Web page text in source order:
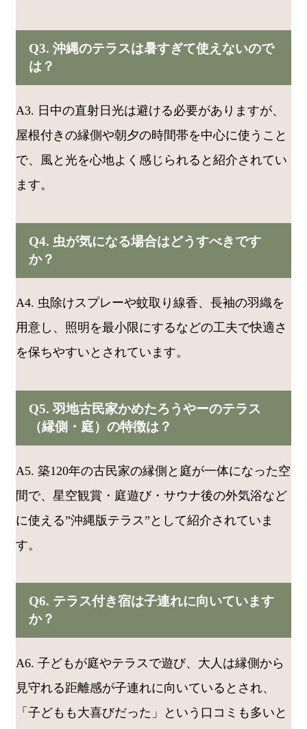
Q3. 沖縄のテラスは暑すぎて使えないので
は？
A3. 日中の直射日光は避ける必要がありますが、
屋根付きの縁側や朝夕の時間帯を中心に使うこと
で、風と光を心地よく感じられると紹介されてい
ます。
Q4. 虫が気になる場合はどうすべきです
か？
A4. 虫除けスプレーや蚊取り線香、長袖の羽織を
用意し、照明を最小限にするなどの工夫で快適さ
を保ちやすいとされています。
Q5. 羽地古民家かめたろうやーのテラス
（縁側・庭）の特徴は？
A5. 築120年の古民家の縁側と庭が一体になった空
間で、星空観賞・庭遊び・サウナ後の外気浴など
に使える”沖縄版テラス”として紹介されていま
す。
Q6. テラス付き宿は子連れに向いています
か？
A6. 子どもが庭やテラスで遊び、大人は縁側から
見守れる距離感が子連れに向いているとされ、
「子どもも大喜びだった」という口コミも多いと